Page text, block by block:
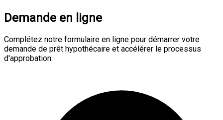
Demande en ligne
Complétez notre formulaire en ligne pour démarrer votre
demande de prêt hypothécaire et accélérer le processus
d'approbation.